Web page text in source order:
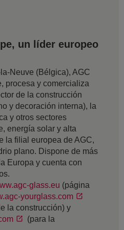
un líder europeo
Neuve (Bélgica), AGC
procesa y comercializa
de la construcción
y decoración interna), la
y otros sectores
energía solar y alta
la filial europea de AGC,
plano. Dispone de más
Europa y cuenta con
glass.eu (página
yourglass.com
la construcción) y
(para la